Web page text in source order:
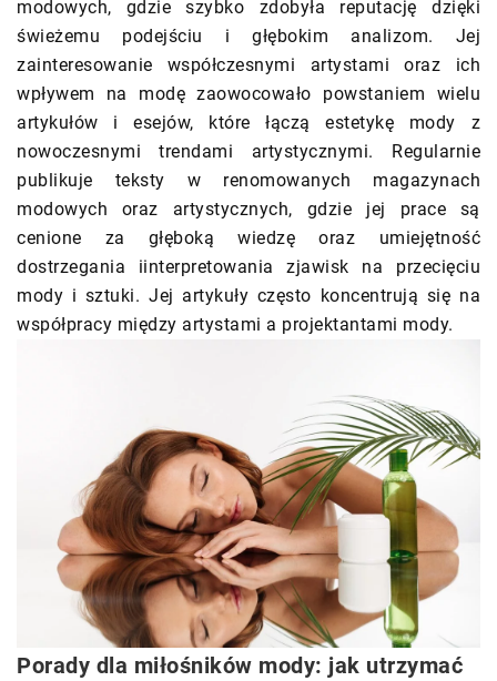
modowych, gdzie szybko zdobyła reputację dzięki
świeżemu podejściu i głębokim analizom. Jej
zainteresowanie współczesnymi artystami oraz ich
wpływem na modę zaowocowało powstaniem wielu
artykułów i esejów, które łączą estetykę mody z
nowoczesnymi trendami artystycznymi. Regularnie
publikuje teksty w renomowanych magazynach
modowych oraz artystycznych, gdzie jej prace są
cenione za głęboką wiedzę oraz umiejętność
dostrzegania iinterpretowania zjawisk na przecięciu
mody i sztuki. Jej artykuły często koncentrują się na
współpracy między artystami a projektantami mody.
Porady dla miłośników mody: jak utrzymać